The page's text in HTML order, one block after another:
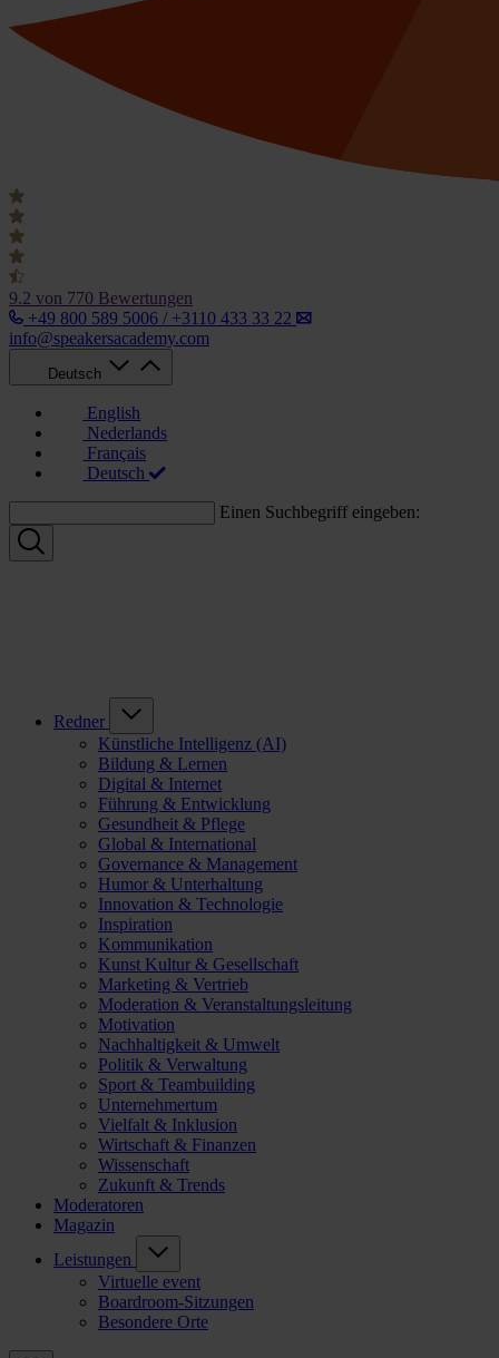
9.2 von 770 Bewertungen
+49 800 589 5006 / +3110 433 33 22
info@speakersacademy.com
Deutsch
English
Nederlands
Français
Deutsch
Einen Suchbegriff eingeben:
Redner
Künstliche Intelligenz (AI)
Bildung & Lernen
Digital & Internet
Führung & Entwicklung
Gesundheit & Pflege
Global & International
Governance & Management
Humor & Unterhaltung
Innovation & Technologie
Inspiration
Kommunikation
Kunst Kultur & Gesellschaft
Marketing & Vertrieb
Moderation & Veranstaltungsleitung
Motivation
Nachhaltigkeit & Umwelt
Politik & Verwaltung
Sport & Teambuilding
Unternehmertum
Vielfalt & Inklusion
Wirtschaft & Finanzen
Wissenschaft
Zukunft & Trends
Moderatoren
Magazin
Leistungen
Virtuelle event
Boardroom-Sitzungen
Besondere Orte